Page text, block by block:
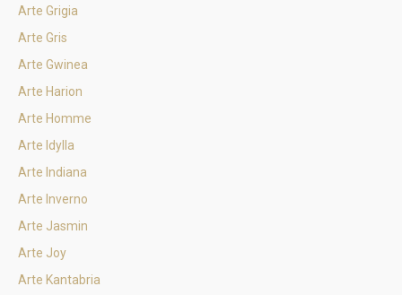
Arte Grigia
Arte Gris
Arte Gwinea
Arte Harion
Arte Homme
Arte Idylla
Arte Indiana
Arte Inverno
Arte Jasmin
Arte Joy
Arte Kantabria